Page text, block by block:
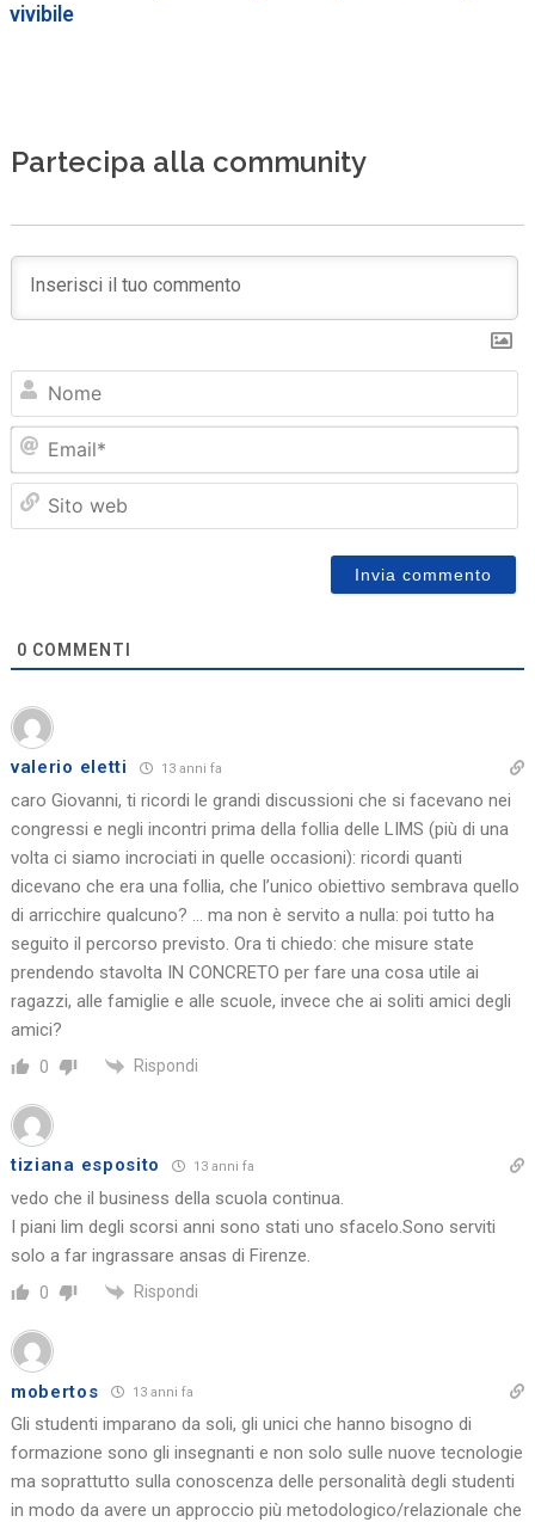
vivibile
Partecipa alla community
0 COMMENTI
valerio eletti 13 anni fa
caro Giovanni, ti ricordi le grandi discussioni che si facevano nei
congressi e negli incontri prima della follia delle LIMS (più di una
volta ci siamo incrociati in quelle occasioni): ricordi quanti
dicevano che era una follia, che l’unico obiettivo sembrava quello
di arricchire qualcuno? … ma non è servito a nulla: poi tutto ha
seguito il percorso previsto. Ora ti chiedo: che misure state
prendendo stavolta IN CONCRETO per fare una cosa utile ai
ragazzi, alle famiglie e alle scuole, invece che ai soliti amici degli
amici?
0 Rispondi
tiziana esposito 13 anni fa
vedo che il business della scuola continua.
I piani lim degli scorsi anni sono stati uno sfacelo.Sono serviti
solo a far ingrassare ansas di Firenze.
0 Rispondi
mobertos 13 anni fa
Gli studenti imparano da soli, gli unici che hanno bisogno di
formazione sono gli insegnanti e non solo sulle nuove tecnologie
ma soprattutto sulla conoscenza delle personalità degli studenti
in modo da avere un approccio più metodologico/relazionale che